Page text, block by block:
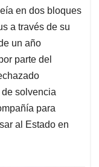
en dos bloques
a través de su
un año
parte del
solvencia
para
al Estado en